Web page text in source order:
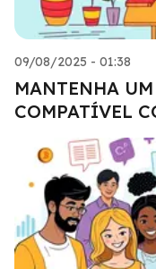
09/08/2025 - 01:38
MANTENHA
COMPATÍVEL